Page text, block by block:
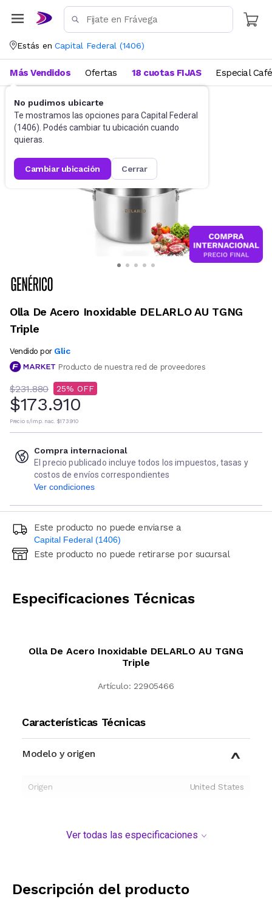
Estás en Capital Federal (1406)
No pudimos ubicarte
Te mostramos las opciones para Capital Federal
(1406). Podés cambiar tu ubicación cuando
quieras.
cambiar ubicación cerrar
Más Vendidos Ofertas 18 cuotas FIJAS Especial Café
Bazar Baterías de cocina y ollas
Olla De Acero Inoxidable DELARLO AU TGNG
Triple
Vendido por Glic
Producto de nuestra red de proveedores
$231.880 25
$173.910
Precio s/imp. nac. $173.910
Compra internacional
El precio publicado incluye todos los impuestos, tasas y
costos de envíos correspondientes
Ver condiciones
Este producto no puede enviarse a
Capital Federal (1406)
Ingresá código postal (sólo números)
Este producto no puede retirarse por sucursal
Especificaciones Técnicas
Olla De Acero Inoxidable DELARLO AU TGNG
Triple
Artículo: 22905466
Características Técnicas
Modelo y origen
Origen United States
Ver todas las especificaciones
Descripción del producto